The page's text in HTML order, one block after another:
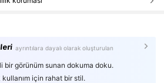
ayrıntılara dayalı olarak oluşturulan
bir görünüm sunan dokuma doku.
kullanım için rahat bir stil.